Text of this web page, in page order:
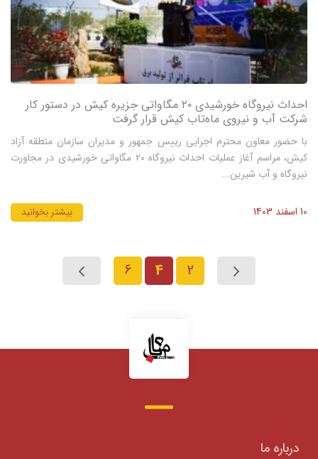
احداث نیروگاه خورشیدی ۲۰ مگاواتی جزیره کیش در دستور کار
شرکت آب و نیروی ماه‌تاب کیش قرار گرفت
با حضور معاون محترم اجرایی رییس جمهور و مدیران سازمان منطقه آزاد
کیش، مراسم آغاز عملیات احداث نیروگاه ۲۰ مگاواتی خورشیدی در مجاورت
نیروگاه و آب شیرین‌...
10 اسفند 1403 بیشتر بخوانید
2
4
6
درباره ما